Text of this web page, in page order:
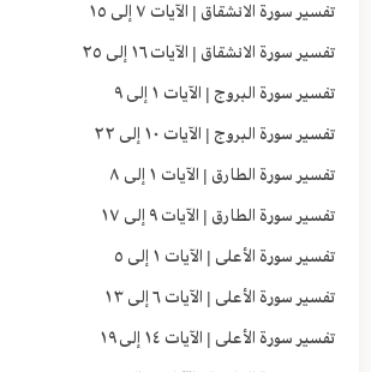
تفسير سورة الانشقاق | الآيات ٧ إلى ١٥
تفسير سورة الانشقاق | الآيات ١٦ إلى ٢٥
تفسير سورة البروج | الآيات ١ إلى ٩
تفسير سورة البروج | الآيات ١٠ إلى ٢٢
تفسير سورة الطارق | الآيات ١ إلى ٨
تفسير سورة الطارق | الآيات ٩ إلى ١٧
تفسير سورة الأعلى | الآيات ١ إلى ٥
تفسير سورة الأعلى | الآيات ٦ إلى ١٣
تفسير سورة الأعلى | الآيات ١٤ إلى ١٩